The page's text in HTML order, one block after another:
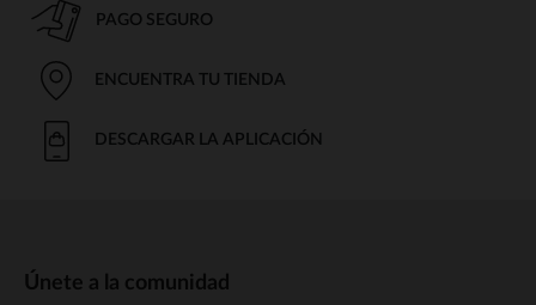
PAGO SEGURO
ENCUENTRA TU TIENDA
DESCARGAR LA APLICACIÓN
Únete a la comunidad